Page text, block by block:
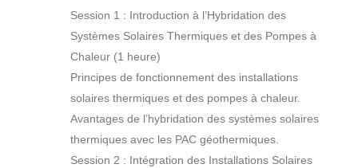
Session 1 : Introduction à l’Hybridation des
Systèmes Solaires Thermiques et des Pompes à
Chaleur (1 heure)
Principes de fonctionnement des installations
solaires thermiques et des pompes à chaleur.
Avantages de l’hybridation des systèmes solaires
thermiques avec les PAC géothermiques.
Session 2 : Intégration des Installations Solaires